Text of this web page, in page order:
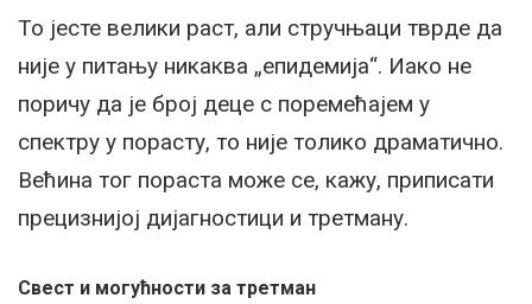
То јесте велики раст, али стручњаци тврде да
није у питању никаква „епидемија“. Иако не
поричу да је број деце с поремећајем у
спектру у порасту, то није толико драматично.
Већина тог пораста може се, кажу, приписати
прецизнијој дијагностици и третману.
Свест и могућности за третман